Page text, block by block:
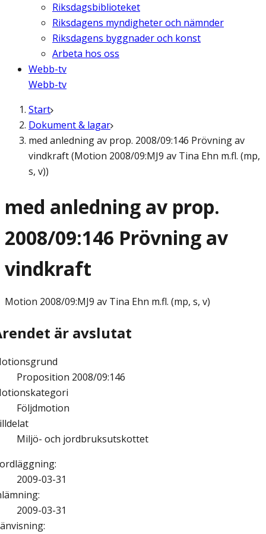
Riksdagsbiblioteket
Riksdagens myndigheter och nämnder
Riksdagens byggnader och konst
Arbeta hos oss
Webb-tv
Webb-tv
Start
Dokument & lagar
med anledning av prop. 2008/09:146 Prövning av
vindkraft (Motion 2008/09:MJ9 av Tina Ehn m.fl. (mp,
s, v))
med anledning av prop.
2008/09:146 Prövning av
vindkraft
Motion 2008/09:MJ9 av Tina Ehn m.fl. (mp, s, v)
är avslutat
Proposition 2008/09:146
Följdmotion
Miljö- och jordbruksutskottet
:
2009-03-31
:
2009-03-31
: